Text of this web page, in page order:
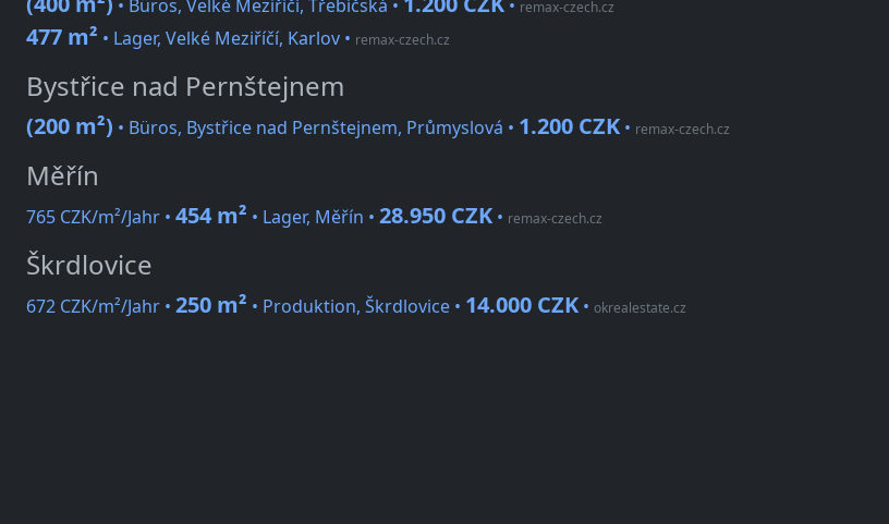
• Büros, Velké Meziříčí, Třebíčská • • remax-czech.cz
477 m² • Lager, Velké Meziříčí, Karlov • remax-czech.cz
Bystřice nad Pernštejnem
(200 m²) • Büros, Bystřice nad Pernštejnem, Průmyslová • 1.200 CZK • remax-czech.cz
Měřín
765 CZK/m²/Jahr • 454 m² • Lager, Měřín • 28.950 CZK • remax-czech.cz
Škrdlovice
672 CZK/m²/Jahr • 250 m² • Produktion, Škrdlovice • 14.000 CZK • okrealestate.cz